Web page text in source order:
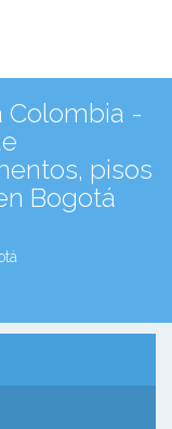
Colombia -
pisos
Bogotá